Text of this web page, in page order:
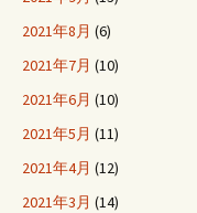
2021年8月 (6)
2021年7月 (10)
2021年6月 (10)
2021年5月 (11)
2021年4月 (12)
2021年3月 (14)